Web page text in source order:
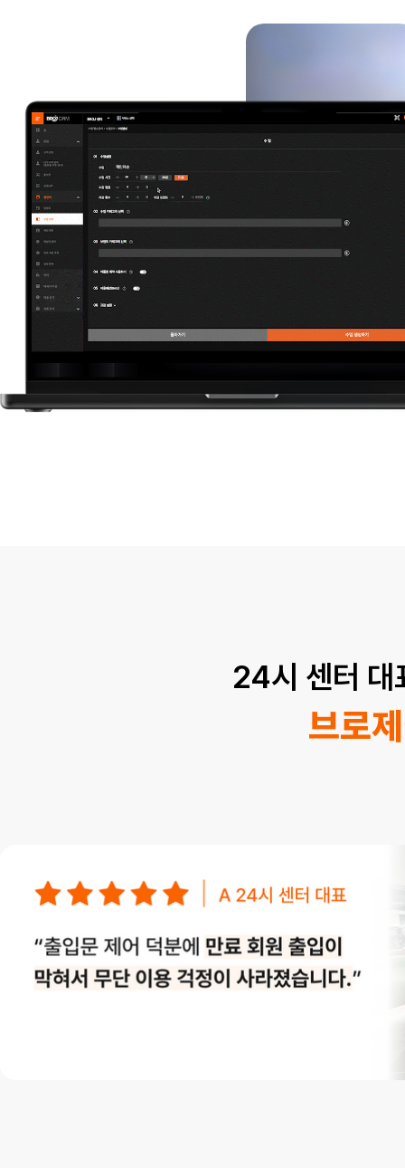
24시 센터 대
브로